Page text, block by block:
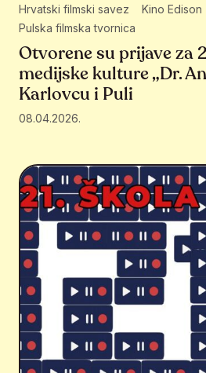
Hrvatski filmski savez Kino Edison
Pulska filmska tvornica
Otvorene su prijave za
medijske kulture „Dr.
Karlovcu i Puli
08.04.2026.